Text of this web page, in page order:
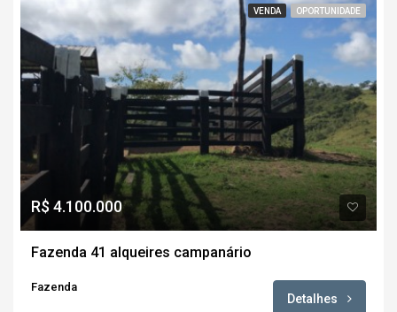
VENDA OPORTUNIDADE
R$ 4.100.000
Fazenda 41 alqueires campanário
Fazenda
Detalhes